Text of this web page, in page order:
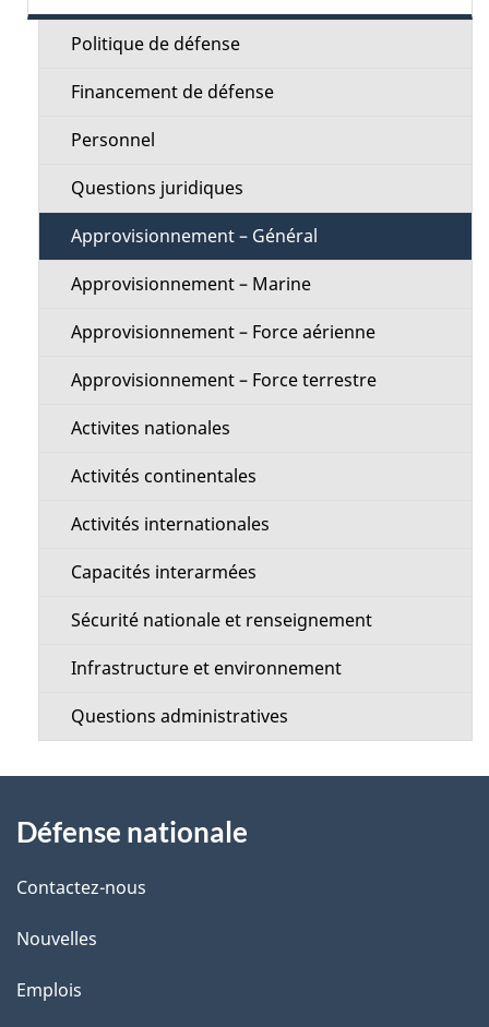
e
Politique de défense
Financement de défense
Personnel
Questions juridiques
Approvisionnement – Général
Approvisionnement – Marine
Approvisionnement – Force aérienne
Approvisionnement – Force terrestre
Activites nationales
Activités continentales
Activités internationales
Capacités interarmées
Sécurité nationale et renseignement
Infrastructure et environnement
Questions administratives
propos
de
ce
site
Défense nationale
Contactez-nous
Nouvelles
Emplois